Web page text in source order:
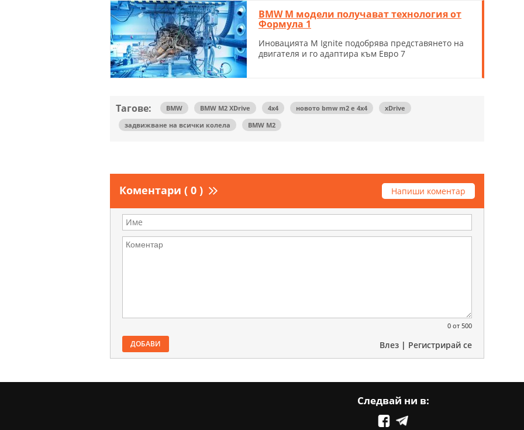
BMW M модели получават технология от
Формула 1
Иновацията M Ignite подобрява представянето на
двигателя и го адаптира към Евро 7
Тагове: BMW BMW M2 XDrive 4x4 новото bmw m2 е 4х4
xDrive
задвижване на всички колела
BMW M2
Коментари ( 0 ) Напиши коментар
0 от 500
ДОБАВИ Влез | Регистрирай се
Следвай ни в: